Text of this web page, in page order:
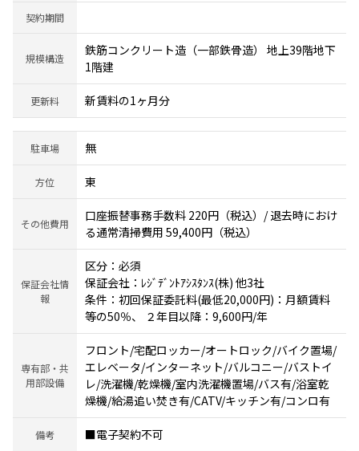
契約期間
規模構造
鉄筋コンクリート造（一部鉄骨造） 地上39階地下
1階建
更新料 新賃料の1ヶ月分
駐車場 無
方位 東
その他費用
口座振替事務手数料 220円（税込）/ 退去時におけ
る通常清掃費用 59,400円（税込）
保証会社情
報
区分：必須
保証会社：ﾚｼﾞﾃﾞﾝﾄｱｼｽﾀﾝｽ(株) 他3社
条件：初回保証委託料(最低20,000円)：月額賃料
等の50％、 ２年目以降：9,600円/年
専有部・共
用部設備
フロント/宅配ロッカー/オートロック/バイク置場/
エレベータ/インターネット/バルコニー/バストイ
レ/洗濯機/乾燥機/室内洗濯機置場/バス有/浴室乾
燥機/給湯追い焚き有/CATV/キッチン有/コンロ有
備考 ■電子契約不可